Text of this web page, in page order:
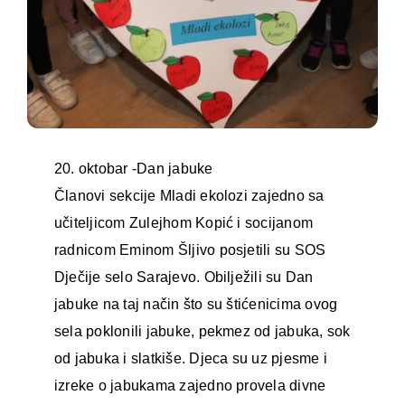
20. oktobar -Dan jabuke
Članovi sekcije Mladi ekolozi zajedno sa
učiteljicom Zulejhom Kopić i socijanom
radnicom Eminom Šljivo posjetili su SOS
Dječije selo Sarajevo. Obilježili su Dan
jabuke na taj način što su štićenicima ovog
sela poklonili jabuke, pekmez od jabuka, sok
od jabuka i slatkiše. Djeca su uz pjesme i
izreke o jabukama zajedno provela divne